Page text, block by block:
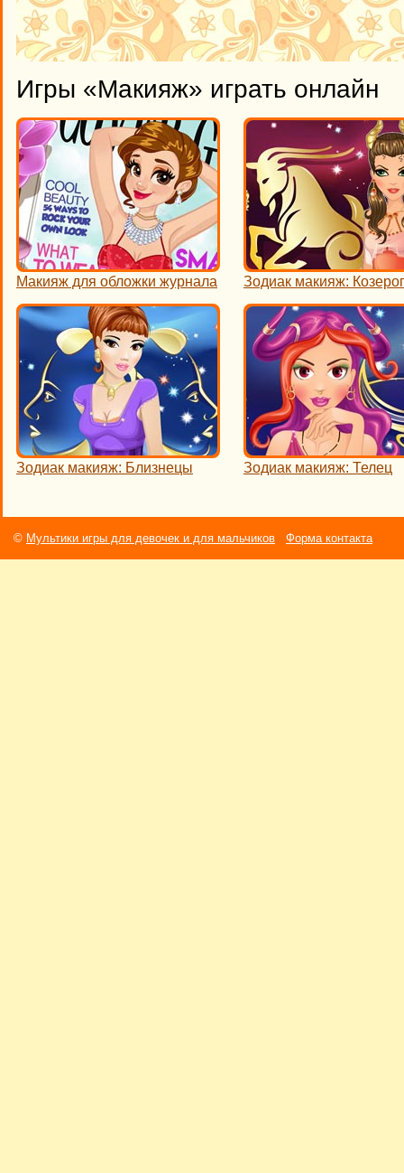
Игры «Макияж» играть онлайн
Макияж для обложки журнала Зодиак макияж: Козерог
Зодиак макияж: Близнецы Зодиак макияж: Телец
© Мультики игры для девочек и для мальчиков Форма контакта